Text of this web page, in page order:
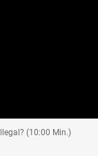
(10:00 Min.)